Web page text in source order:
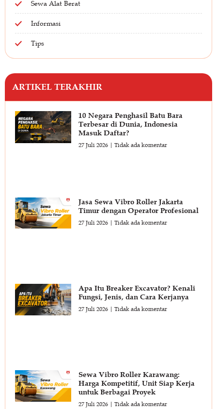
Sewa Alat Berat
Informasi
Tips
ARTIKEL TERAKHIR
10 Negara Penghasil Batu Bara
Terbesar di Dunia, Indonesia
Masuk Daftar?
27 Juli 2026 Tidak ada komentar
Jasa Sewa Vibro Roller Jakarta
Timur dengan Operator Profesional
27 Juli 2026 Tidak ada komentar
Apa Itu Breaker Excavator? Kenali
Fungsi, Jenis, dan Cara Kerjanya
27 Juli 2026 Tidak ada komentar
Sewa Vibro Roller Karawang:
Harga Kompetitif, Unit Siap Kerja
untuk Berbagai Proyek
27 Juli 2026 Tidak ada komentar